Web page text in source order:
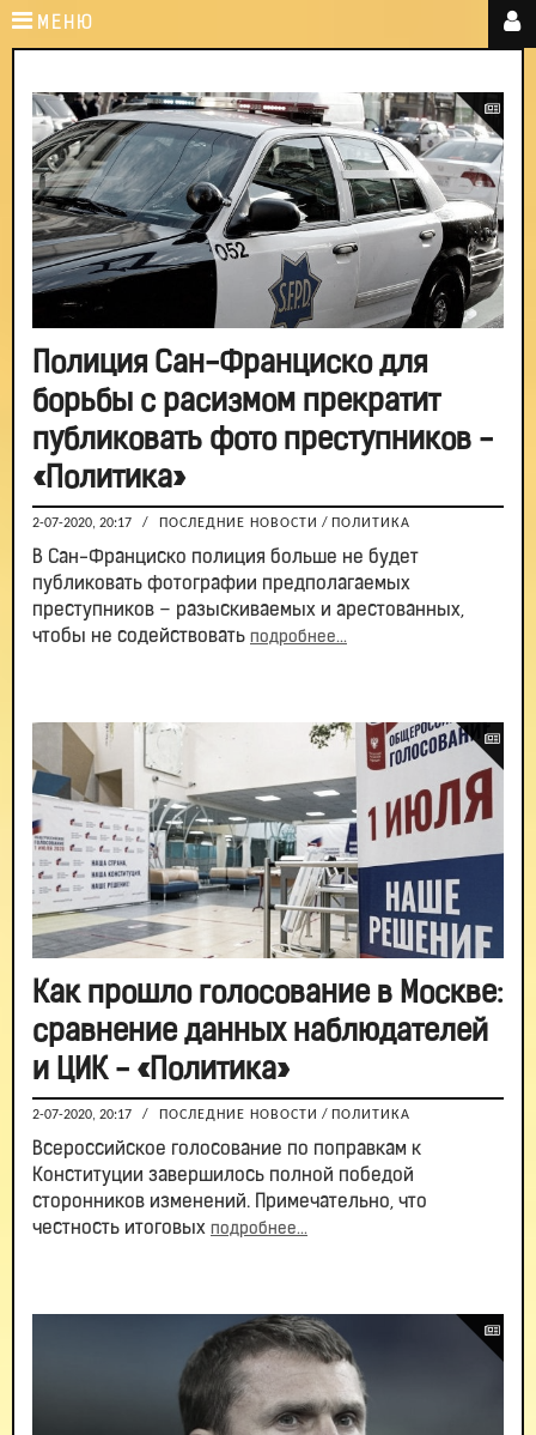
МЕНЮ
Полиция Сан-Франциско для
борьбы с расизмом прекратит
публиковать фото преступников -
«Политика»
2-07-2020, 20:17 / ПОСЛЕДНИЕ НОВОСТИ / ПОЛИТИКА
В Сан-Франциско полиция больше не будет
публиковать фотографии предполагаемых
преступников – разыскиваемых и арестованных,
чтобы не содействовать подробнее...
Как прошло голосование в Москве:
сравнение данных наблюдателей
и ЦИК - «Политика»
2-07-2020, 20:17 / ПОСЛЕДНИЕ НОВОСТИ / ПОЛИТИКА
Всероссийское голосование по поправкам к
Конституции завершилось полной победой
сторонников изменений. Примечательно, что
честность итоговых подробнее...